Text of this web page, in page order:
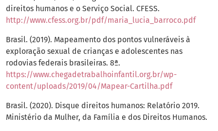
direitos humanos e o Serviço Social. CFESS.
http://www.cfess.org.br/pdf/maria_lucia_barroco.pdf
Brasil. (2019). Mapeamento dos pontos vulneráveis à
exploração sexual de crianças e adolescentes nas
rodovias federais brasileiras. 8ª.
https://www.chegadetrabalhoinfantil.org.br/wp-
content/uploads/2019/04/Mapear-Cartilha.pdf
Brasil. (2020). Disque direitos humanos: Relatório 2019.
Ministério da Mulher, da Família e dos Direitos Humanos.